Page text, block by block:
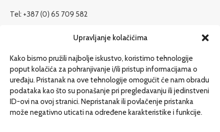
Upravljanje kolačićima
Kako bismo pružili najbolje iskustvo, koristimo tehnologije
poput kolačića za pohranjivanje i/ili pristup informacijama o
uređaju. Pristanak na ove tehnologije omogućit će nam obradu
podataka kao što su ponašanje pri pregledavanju ili jedinstveni
ID-ovi na ovoj stranici. Nepristanak ili povlačenje pristanka
može negativno uticati na određene karakteristike i funkcije.
Tel: +387 (0) 65 709 582
redakcija@etrafika.net
Dosije
Drugi pišu
Društvo